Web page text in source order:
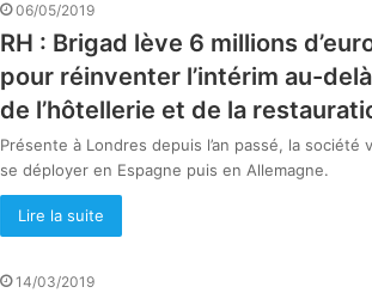
06/05/2019
RH : Brigad lève 6 millions
pour réinventer l’intérim au-delà
de l’hôtellerie et de la
Présente à Londres depuis l’an passé, la société
se déployer en Espagne puis en Allemagne.
Lire la suite
14/03/2019